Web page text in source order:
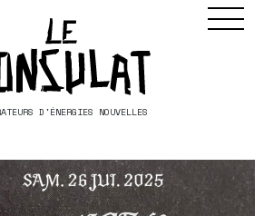
D'ÉNERGIES NOUVELLES